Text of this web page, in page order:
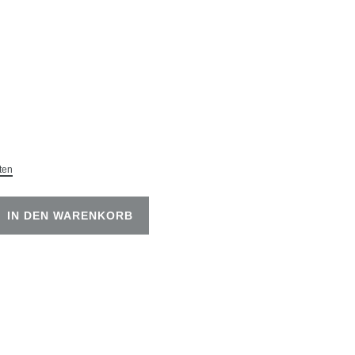
IN DEN WARENKORB